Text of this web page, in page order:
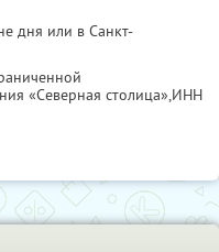
дня или в Санкт-
«Северная столица»,ИНН